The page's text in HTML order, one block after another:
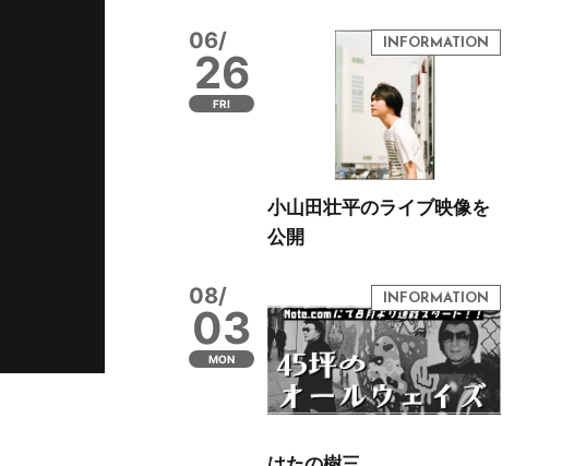
06/
26
FRI
小山田壮平のライブ映像を
公開
08/
03
MON